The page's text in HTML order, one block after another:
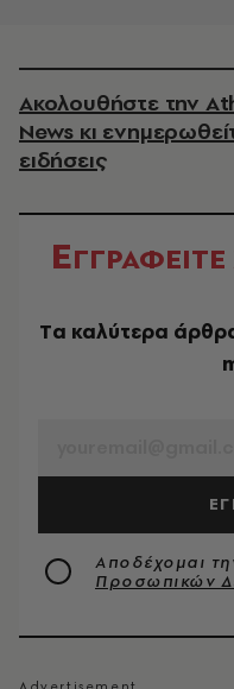
Ακολουθήστε την
News κι
ειδήσεις
ΕΓΓΡΑΦΕΙΤΕ
Tα καλύτερα
Αποδέχομαι
Προσωπικών